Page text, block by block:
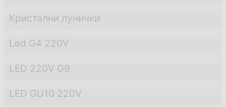
Кристални лунички
Led G4 220V
LED 220V G9
LED GU10 220V